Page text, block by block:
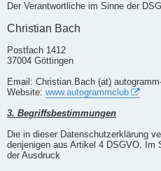
Der Verantwortliche im Sinne der
Christian Bach
Postfach 1412
37004 Göttingen
Email: Christian.Bach (at)
Website: www.autogrammclub
3. Begriffsbestimmungen
Die in dieser Datenschutzerklärung
denjenigen aus Artikel 4 DSGVO. Im
der Ausdruck